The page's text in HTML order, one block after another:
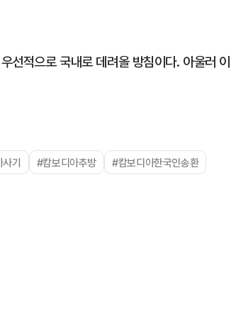
선적으로 국내로 데려올 방침이다. 아울러 이
기 #캄보디아추방 #캄보디아한국인송환